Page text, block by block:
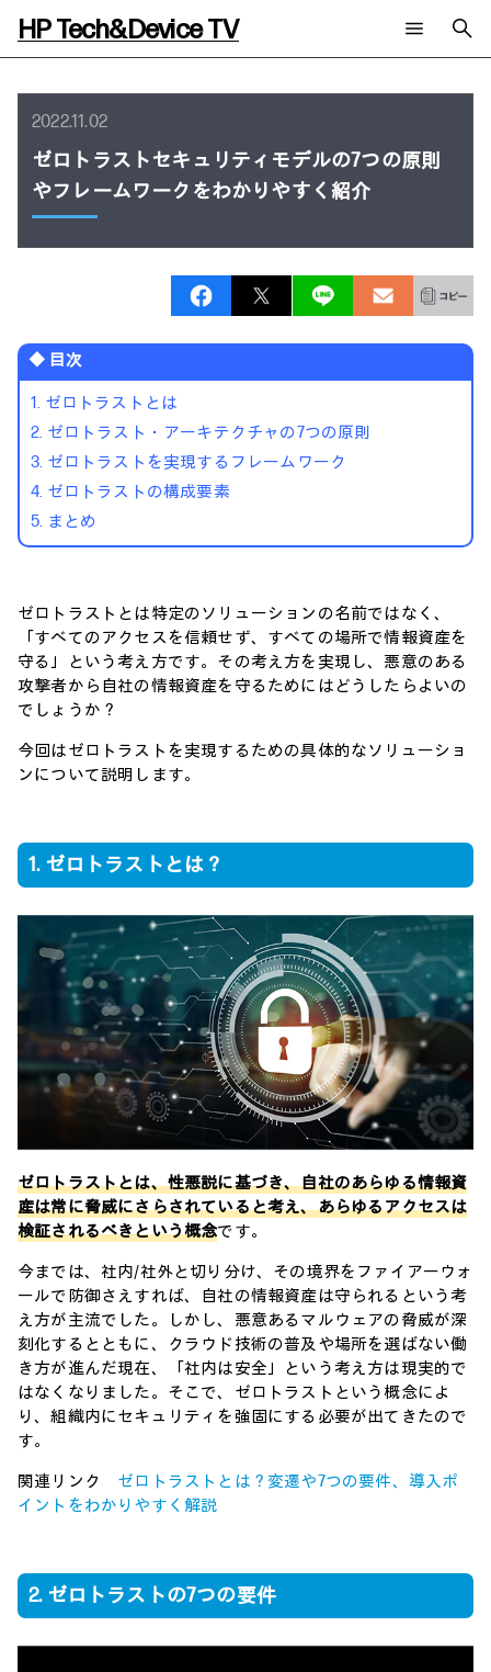
HP Tech&Device TV
全てのコンテンツ
AIの進化と活用事例
製品トレンド & レビュー
サイバーセキュリティ
ワークステーション
プリンター
事例
AI PC
AIワークステーション
Poly
タグ一覧
イベント・コラム
イベント・セミナー情報
コラム一覧
ご相談
日本HP 公式Webサイト
2022.11.02
ゼロトラストセキュリティモデルの7つの原則
やフレームワークをわかりやすく紹介
◆ 目次
1. ゼロトラストとは
2. ゼロトラスト・アーキテクチャの7つの原則
3. ゼロトラストを実現するフレームワーク
4. ゼロトラストの構成要素
5. まとめ
ゼロトラストとは特定のソリューションの名前ではなく、
「すべてのアクセスを信頼せず、すべての場所で情報資産を
守る」という考え方です。その考え方を実現し、悪意のある
攻撃者から自社の情報資産を守るためにはどうしたらよいの
でしょうか？
今回はゼロトラストを実現するための具体的なソリューショ
ンについて説明します。
1. ゼロトラストとは？
ゼロトラストとは、性悪説に基づき、自社のあらゆる情報資
産は常に脅威にさらされていると考え、あらゆるアクセスは
検証されるべきという概念です。
今までは、社内/社外と切り分け、その境界をファイアーウォ
ールで防御さえすれば、自社の情報資産は守られるという考
え方が主流でした。しかし、悪意あるマルウェアの脅威が深
刻化するとともに、クラウド技術の普及や場所を選ばない働
き方が進んだ現在、「社内は安全」という考え方は現実的で
はなくなりました。そこで、ゼロトラストという概念によ
り、組織内にセキュリティを強固にする必要が出てきたので
す。
関連リンク ゼロトラストとは？変遷や7つの要件、導入ポ
イントをわかりやすく解説
2. ゼロトラストの7つの要件